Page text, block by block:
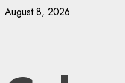
Skip
August 8, 2026